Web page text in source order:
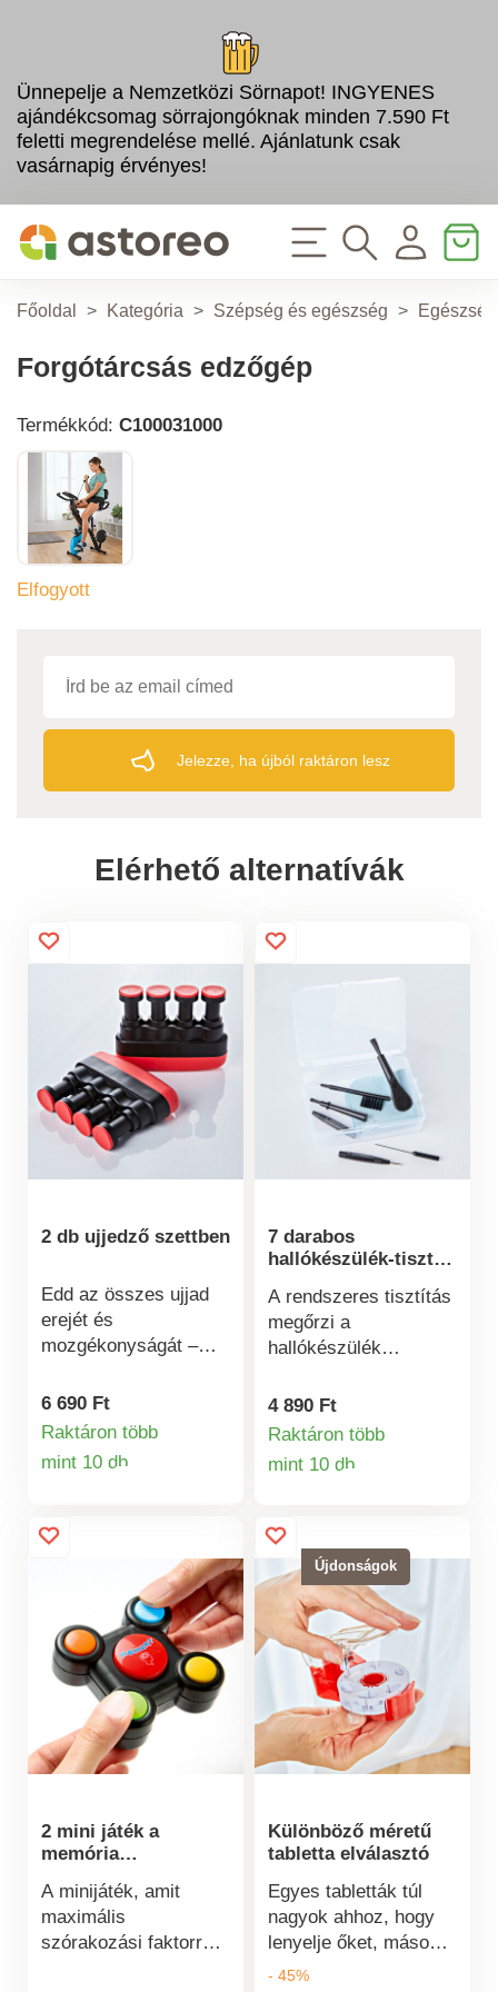
Ünnepelje a Nemzetközi Sörnapot! INGYENES
ajándékcsomag sörrajongóknak minden 7.590 Ft
feletti megrendelése mellé. Ajánlatunk csak
vasárnapig érvényes!
Főoldal > Kategória > Szépség és egészség > Egészség
Forgótárcsás edzőgép
Termékkód: C100031000
Elfogyott
Jelezze, ha újból raktáron lesz
Elérhető alternatívák
2 db ujjedző szettben
Edd az összes ujjad
erejét és
mozgékonyságát –
vagy rádióhallgatás
közben. Szilárd fogást
műtét után is, valamint
gyengeségét és
merevségét.
6 690 Ft
Raktáron több
mint 10 dbTermékinformációk
7 darabos
hallókészülék-tisztító
A rendszeres tisztítás
megőrzi a
hallókészülék
működését és
higiéniáját: 7 darabos
kefékkel, kaparókkal
kompakt dobozban.
4 890 Ft
Raktáron több
mint 10 db
2 mini játék a
memória
A minijáték, amit
maximális
szórakozási faktorral
Újdonságok
Különböző méretű
tabletta elválasztó
Egyes tabletták túl
nagyok ahhoz, hogy
lenyelje őket, mások
túl kicsik ahhoz, hogy
- 45%